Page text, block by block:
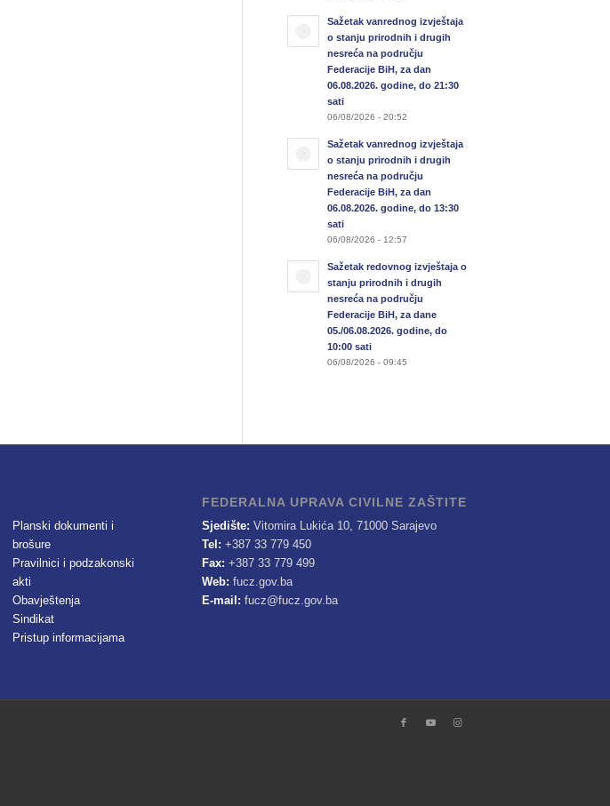
Sažetak vanrednog izvještaja
o stanju prirodnih i drugih
nesreća na području
Federacije BiH, za dan
06.08.2026. godine, do 21:30
sati
06/08/2026 - 20:52
Sažetak vanrednog izvještaja
o stanju prirodnih i drugih
nesreća na području
Federacije BiH, za dan
06.08.2026. godine, do 13:30
sati
06/08/2026 - 12:57
Sažetak redovnog izvještaja o
stanju prirodnih i drugih
nesreća na području
Federacije BiH, za dane
05./06.08.2026. godine, do
10:00 sati
06/08/2026 - 09:45
Planski dokumenti i
brošure
Pravilnici i podzakonski
akti
Obavještenja
Sindikat
Pristup informacijama
FEDERALNA UPRAVA CIVILNE ZAŠTITE
Sjedište: Vitomira Lukića 10, 71000 Sarajevo
Tel: +387 33 779 450
Fax: +387 33 779 499
Web: fucz.gov.ba
E-mail: fucz@fucz.gov.ba